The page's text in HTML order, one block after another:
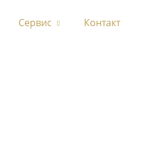
Сервис Контакт